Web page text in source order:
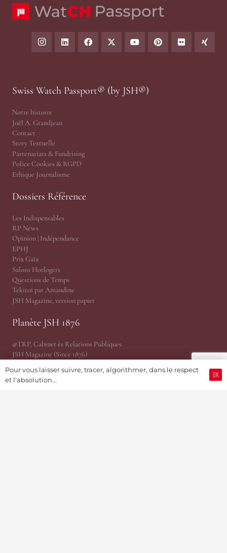
Swiss Watch Passport® (by JSH®)
Notre histoire
Joël A. Grandjean
Contact
Story Textuelle
Partenariats & Fundrising
Police Cookies & RGPD
Ethique Journalisme
Dossiers Référence
Les Indispensables
RP News
Opinion | Indépendance
EPHJ
Prix Gaïa
Salons Horlogers
Questions de Temps
Tekitoi par Amandine
JSH Magazine, version papier
Planète JSH 1876
@TRP, Cabinet ès Relations Publiques
JSH Magazine (Since 1876)
ProWatCH Opérations
TàG Press +41, News Agency
Pour vous laisser suivre, tracer, algorithmer, dans le respect
et l'absolution...
OK